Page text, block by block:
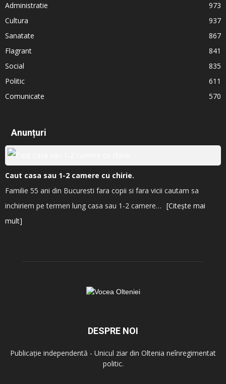
Administratie
973
Cultura
937
Sanatate
867
Flagrant
841
Social
835
Politic
611
Comunicate
570
Anunțuri
Caut casa sau 1-2 camere cu chirie.
Familie 55 ani din Bucuresti fara copii si fara vicii cautam sa
inchiriem pe termen lung casa sau 1-2 camere… [Citește mai
mult]
DESPRE NOI
Publicație independentă - Unicul ziar din Oltenia neînregimentat
politic.